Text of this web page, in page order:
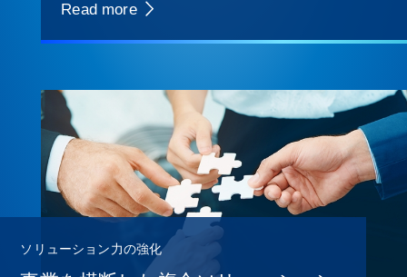
Read more
ソリューション力の強化